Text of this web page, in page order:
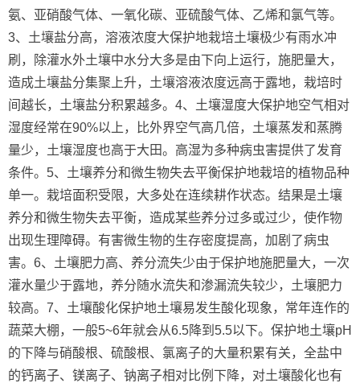
氨、亚硝酸气体、一氧化碳、亚硫酸气体、乙烯和氯气等。
3、土壤盐分高，溶液浓度大保护地栽培土壤极少有雨水冲
刷，除灌水外土壤中水分大多是由下向上运行，施肥量大，
造成土壤盐分集聚上升，土壤溶液浓度远高于露地，栽培时
间越长，土壤盐分积累越多。4、土壤湿度大保护地空气相对
湿度经常在90%以上，比外界空气高几倍，土壤蒸发和蒸腾
量少，土壤湿度也高于大田。高湿为多种病虫害提供了发育
条件。5、土壤养分和微生物失去平衡保护地栽培的植物品种
单一。栽培面积受限，大多处在连续耕作状态。结果是土壤
养分和微生物失去平衡，造成某些养分过多或过少，使作物
出现生理障碍。有害微生物的生存密度提高，加剧了病虫
害。6、土壤肥力高、养分流失少由于保护地施肥量大，一次
灌水量少于露地，养分随水流失和渗漏流失较少，土壤肥力
较高。7、土壤酸化保护地土壤易发生酸化现象，常年连作的
蔬菜大棚，一般5~6年就会从6.5降到5.5以下。保护地土壤pH
的下降与硝酸根、硫酸根、氯离子的大量积累有关，全盐中
的钙离子、镁离子、钠离子相对比例下降，对土壤酸化也有